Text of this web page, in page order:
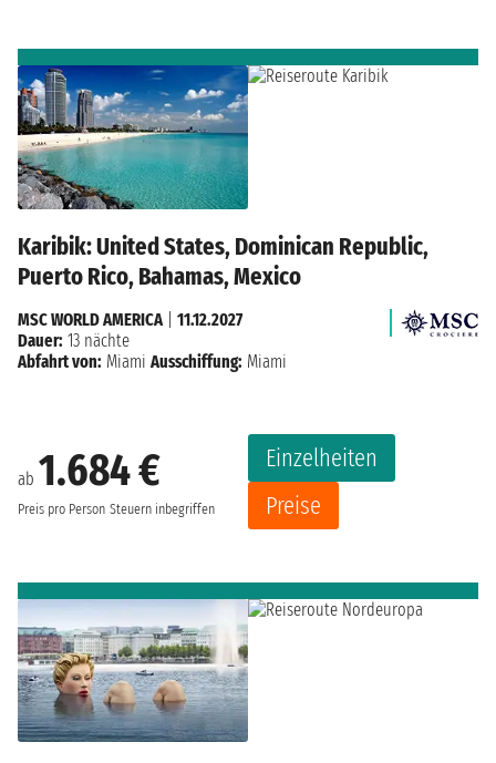
Karibik: United States, Dominican Republic,
Puerto Rico, Bahamas, Mexico
ab 1.684 €
Preis pro Person Steuern inbegriffen
Einzelheiten
Preise
MSC WORLD AMERICA| 11.12.2027
Dauer: 13 nächte
Abfahrt von: Miami Ausschiffung: Miami